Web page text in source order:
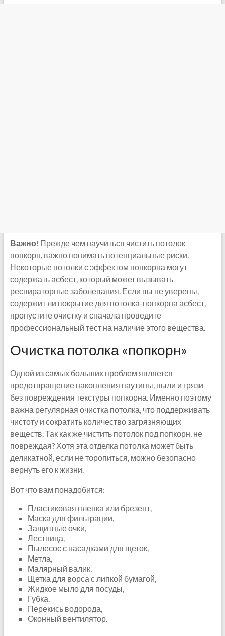
Важно! Прежде чем научиться чистить потолок
попкорн, важно понимать потенциальные риски.
Некоторые потолки с эффектом попкорна могут
содержать асбест, который может вызывать
респираторные заболевания. Если вы не уверены,
содержит ли покрытие для потолка-попкорна асбест,
пропустите очистку и сначала проведите
профессиональный тест на наличие этого вещества.
Очистка потолка «попкорн»
Одной из самых больших проблем является
предотвращение накопления паутины, пыли и грязи
без повреждения текстуры попкорна. Именно поэтому
важна регулярная очистка потолка, что поддерживать
чистоту и сократить количество загрязняющих
веществ. Так как же чистить потолок под попкорн, не
повреждая? Хотя эта отделка потолка может быть
деликатной, если не торопиться, можно безопасно
вернуть его к жизни.
Вот что вам понадобится:
Пластиковая пленка или брезент,
Маска для фильтрации,
Защитные очки,
Лестница,
Пылесос с насадками для щеток,
Метла,
Малярный валик,
Щетка для ворса с липкой бумагой,
Жидкое мыло для посуды,
Губка,
Перекись водорода,
Оконный вентилятор.